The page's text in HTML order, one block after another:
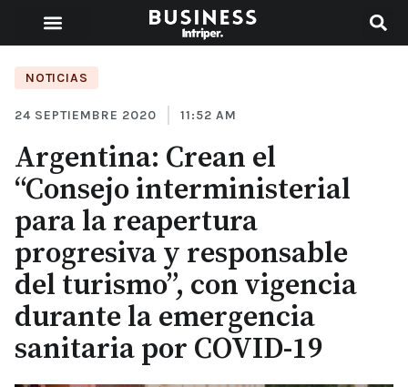
NOTICIAS
24 SEPTIEMBRE 2020 11:52 AM
Argentina: Crean el
“Consejo interministerial
para la reapertura
progresiva y responsable
del turismo”, con vigencia
durante la emergencia
sanitaria por COVID-19